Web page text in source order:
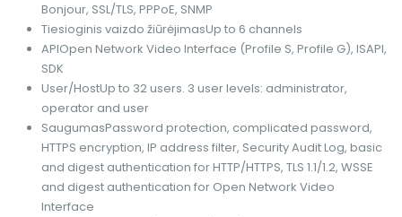
Bonjour, SSL/TLS, PPPoE, SNMP
Tiesioginis vaizdo žiūrėjimasUp to 6 channels
APIOpen Network Video Interface (Profile S, Profile G), ISAPI,
SDK
User/HostUp to 32 users. 3 user levels: administrator,
operator and user
SaugumasPassword protection, complicated password,
HTTPS encryption, IP address filter, Security Audit Log, basic
and digest authentication for HTTP/HTTPS, TLS 1.1/1.2, WSSE
and digest authentication for Open Network Video
Interface